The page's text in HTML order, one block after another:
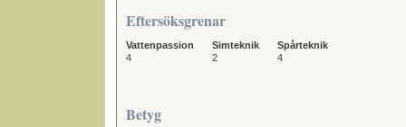
Eftersöksgrenar
Vattenpassion
4
Simteknik
2
Spårteknik
4
Betyg